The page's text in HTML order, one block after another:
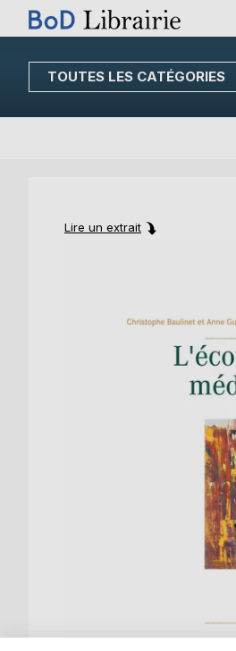
TOUTES LES CATÉGORIES
Skip
Content
Lire un extrait